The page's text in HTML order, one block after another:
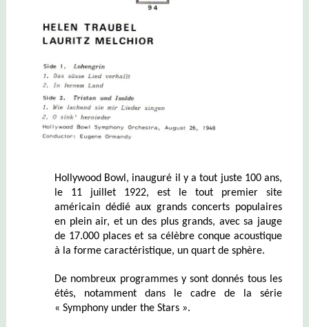
Hollywood Bowl, inauguré il y a tout juste 100 ans,
le 11 juillet 1922, est le tout premier site
américain dédié aux grands concerts populaires
en plein air, et un des plus grands, avec sa jauge
de 17.000 places et sa célèbre conque acoustique
à la forme caractéristique, un quart de sphère.
De nombreux programmes y sont donnés tous les
étés, notamment dans le cadre de la série
« Symphony under the Stars ».